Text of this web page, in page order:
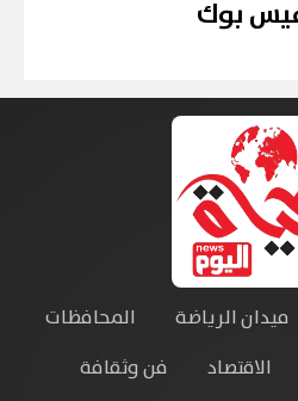
بوك
ميدان الرياضة
المحافظات
الاقتصاد
فن وثقافة